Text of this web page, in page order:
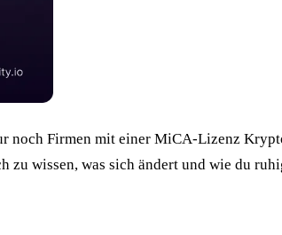
noch Firmen mit einer MiCA-Lizenz
wissen, was sich ändert und wie du